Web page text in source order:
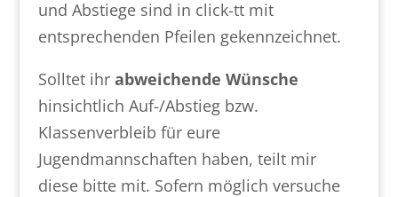
und Abstiege sind in click-tt mit
entsprechenden Pfeilen gekennzeichnet.
Solltet ihr abweichende Wünsche
hinsichtlich Auf-/Abstieg bzw.
Klassenverbleib für eure
Jugendmannschaften haben, teilt mir
diese bitte mit. Sofern möglich versuche